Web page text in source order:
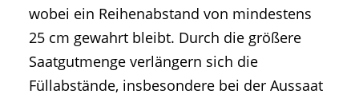
wobei ein Reihenabstand von mindestens
25 cm gewahrt bleibt. Durch die größere
Saatgutmenge verlängern sich die
Füllabstände, insbesondere bei der Aussaat